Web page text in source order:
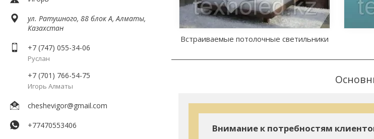
ул. Ратушного, 88 блок A, Алматы,
Казахстан
+7 (747) 055-34-06
Руслан
+7 (701) 766-54-75
Игорь Алматы
cheshevigor@gmail.com
+77470553406
Встраиваемые потолочные светильники
Внимание к потребностям